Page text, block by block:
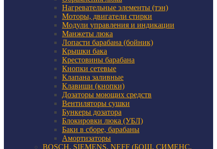
Нагревательные элементы (тэн)
Моторы, двигатели стирки
Модули управления и индикации
Манжеты люка
Лопасти барабана (бойник)
Крышки бака
Крестовины барабана
Кнопки сетевые
Клапана заливные
Клавиши (кнопки)
Дозаторы моющих средств
Вентиляторы сушки
Бункеры дозатора
Блокировки люка (УБЛ)
Баки в сборе, барабаны
Амортизаторы
BOSCH, SIEMENS, NEFF (БОШ, СИМЕНС,